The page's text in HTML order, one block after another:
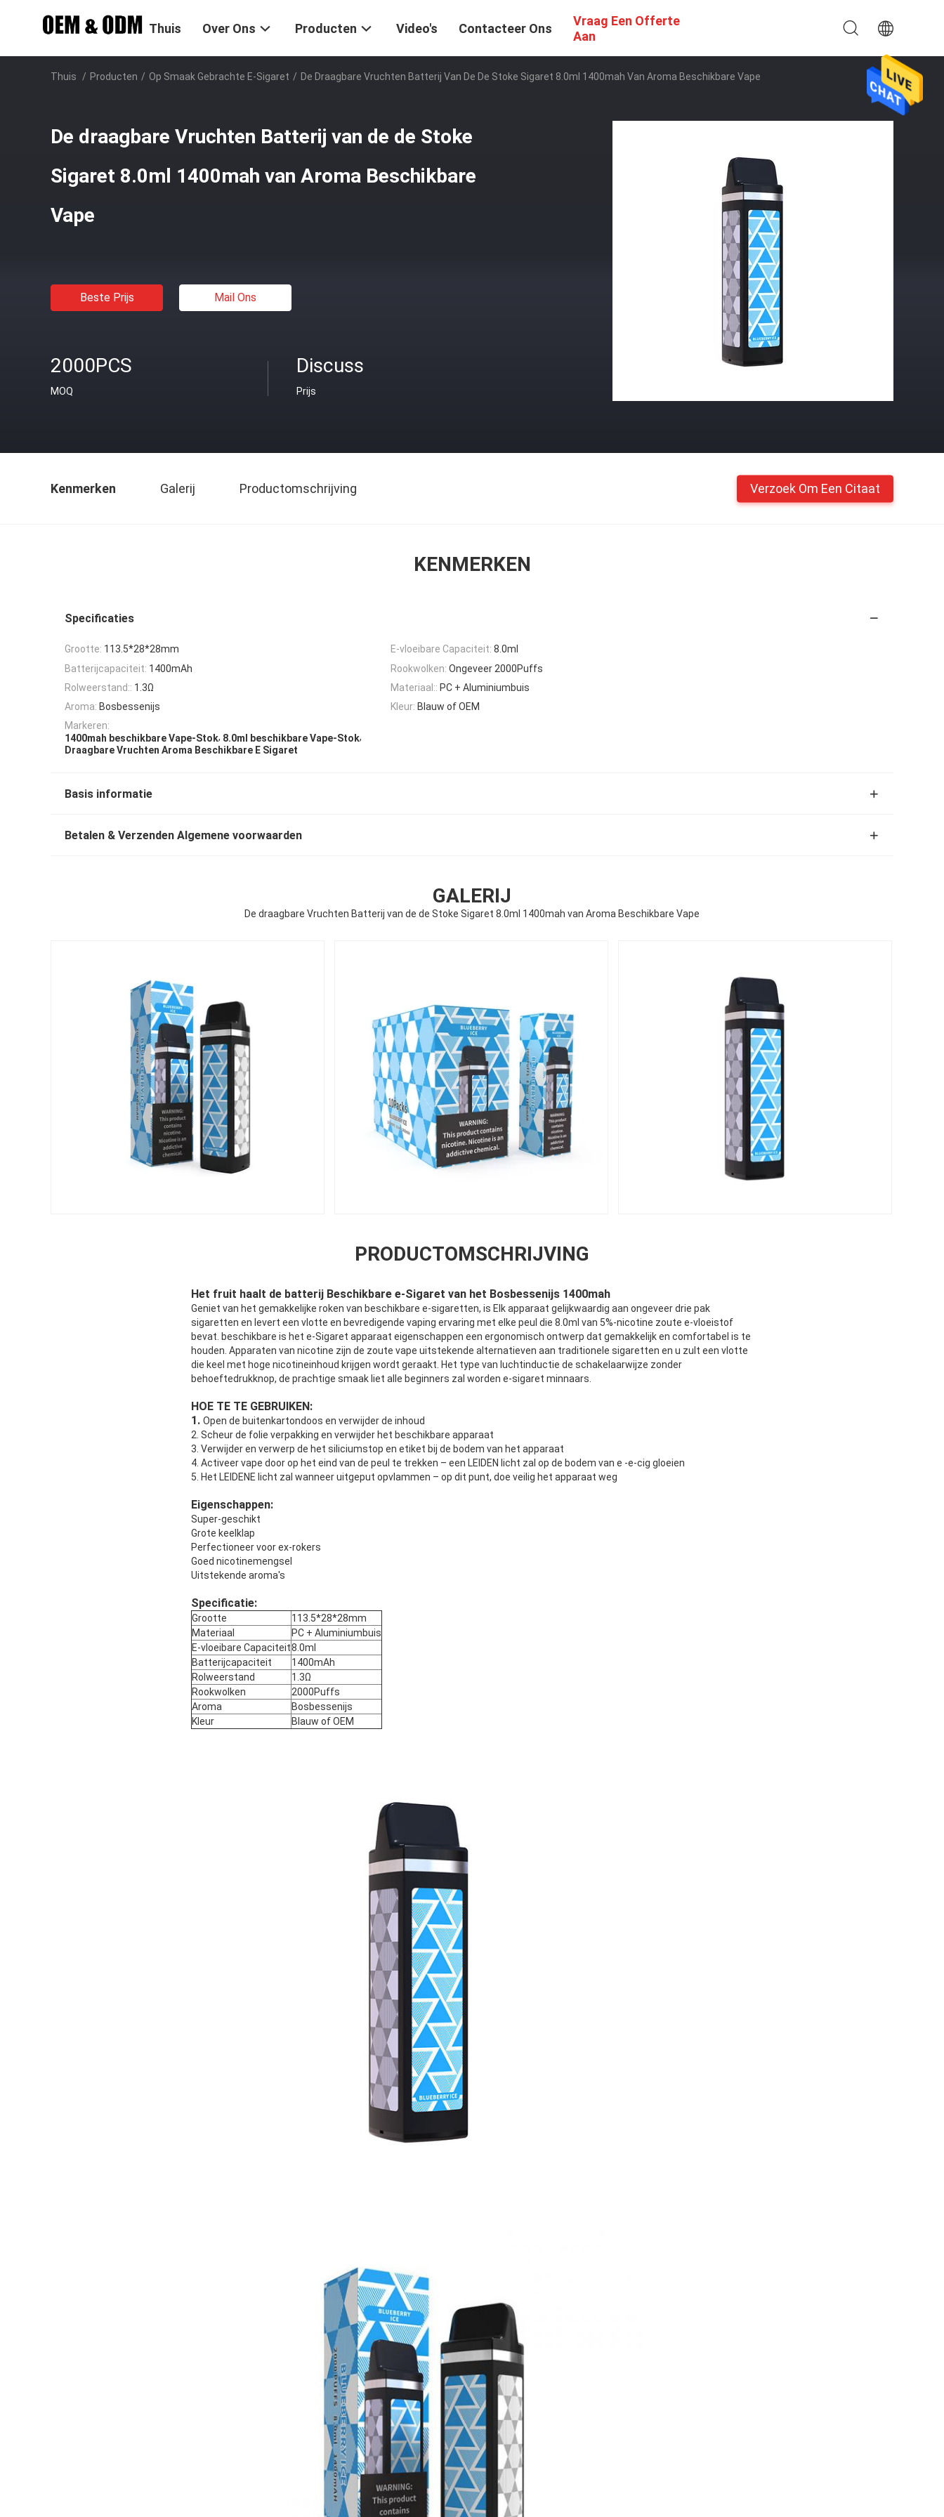
Thuis Over Ons Producten Video's Contacteer Ons
Vraag Een Offerte
Aan
Thuis / Producten / Op Smaak Gebrachte E-Sigaret / De Draagbare Vruchten Batterij Van De De Stoke Sigaret 8.0ml 1400mah Van Aroma Beschikbare Vape
De draagbare Vruchten Batterij van de de Stoke
Sigaret 8.0ml 1400mah van Aroma Beschikbare
Vape
Beste Prijs Mail Ons
2000PCS
MOQ
Discuss
Prijs
Kenmerken Galerij Productomschrijving Verzoek Om Een Citaat
KENMERKEN
Specificaties
Grootte: 113.5*28*28mm E-vloeibare Capaciteit: 8.0ml
Batterijcapaciteit: 1400mAh Rookwolken: Ongeveer 2000Puffs
Rolweerstand:: 1.3Ω Materiaal:: PC + Aluminiumbuis
Aroma: Bosbessenijs Kleur: Blauw of OEM
Markeren:
1400mah beschikbare Vape-Stok, 8.0ml beschikbare Vape-Stok,
Draagbare Vruchten Aroma Beschikbare E Sigaret
Basis informatie
Betalen & Verzenden Algemene voorwaarden
GALERIJ
De draagbare Vruchten Batterij van de de Stoke Sigaret 8.0ml 1400mah van Aroma Beschikbare Vape
PRODUCTOMSCHRIJVING
Het fruit haalt de batterij Beschikbare e-Sigaret van het Bosbessenijs 1400mah
Geniet van het gemakkelijke roken van beschikbare e-sigaretten, is Elk apparaat gelijkwaardig aan ongeveer drie pak
sigaretten en levert een vlotte en bevredigende vaping ervaring met elke peul die 8.0ml van 5%-nicotine zoute e-vloeistof
bevat. beschikbare is het e-Sigaret apparaat eigenschappen een ergonomisch ontwerp dat gemakkelijk en comfortabel is te
houden. Apparaten van nicotine zijn de zoute vape uitstekende alternatieven aan traditionele sigaretten en u zult een vlotte
die keel met hoge nicotineinhoud krijgen wordt geraakt. Het type van luchtinductie de schakelaarwijze zonder
behoeftedrukknop, de prachtige smaak liet alle beginners zal worden e-sigaret minnaars.
HOE TE TE GEBRUIKEN:
1. Open de buitenkartondoos en verwijder de inhoud
2. Scheur de folie verpakking en verwijder het beschikbare apparaat
3. Verwijder en verwerp de het siliciumstop en etiket bij de bodem van het apparaat
4. Activeer vape door op het eind van de peul te trekken – een LEIDEN licht zal op de bodem van e -e-cig gloeien
5. Het LEIDENE licht zal wanneer uitgeput opvlammen – op dit punt, doe veilig het apparaat weg
Eigenschappen:
Super-geschikt
Grote keelklap
Perfectioneer voor ex-rokers
Goed nicotinemengsel
Uitstekende aroma's
Specificatie:
Grootte
113.5*28*28mm
Materiaal
PC + Aluminiumbuis
E-vloeibare Capaciteit8.0ml
Batterijcapaciteit
1400mAh
Rolweerstand
1.3Ω
Rookwolken
2000Puffs
Aroma
Bosbessenijs
Kleur
Blauw of OEM